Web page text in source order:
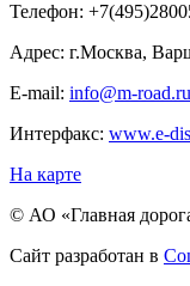
Телефон:
Адрес: г.Москва,
E-mail: info@m-road.ru
Интерфакс: www.e-
На карте
© АО «Главная
Сайт разработан в